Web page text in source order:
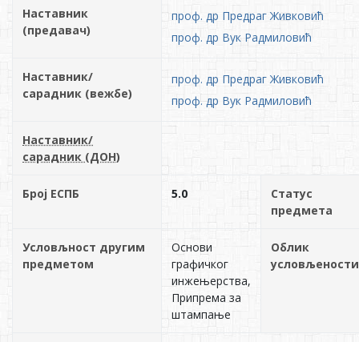
Наставник
(предавач)
проф. др Предраг Живковић
проф. др Вук Радмиловић
Наставник/
сарадник (вежбе)
проф. др Предраг Живковић
проф. др Вук Радмиловић
Наставник/
сарадник (ДОН)
Број ЕСПБ 5.0
Статус
предмета
Условљност другим
предметом
Основи
графичког
инжењерства,
Припрема за
штампање
Облик
условљености